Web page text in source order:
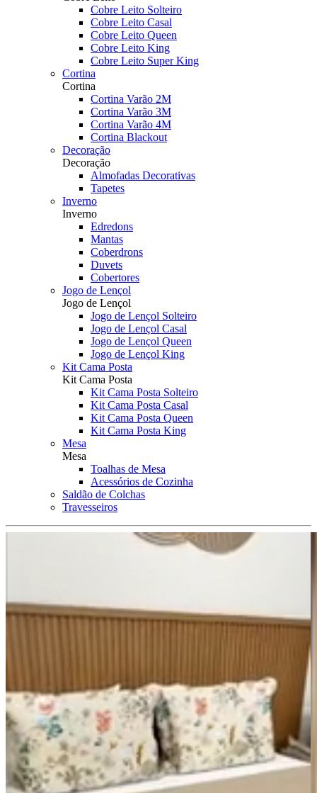
Cobre Leito Solteiro
Cobre Leito Casal
Cobre Leito Queen
Cobre Leito King
Cobre Leito Super King
Cortina
Cortina
Cortina Varão 2M
Cortina Varão 3M
Cortina Varão 4M
Cortina Blackout
Decoração
Decoração
Almofadas Decorativas
Tapetes
Inverno
Inverno
Edredons
Mantas
Coberdrons
Duvets
Cobertores
Jogo de Lençol
Jogo de Lençol
Jogo de Lençol Solteiro
Jogo de Lençol Casal
Jogo de Lençol Queen
Jogo de Lençol King
Kit Cama Posta
Kit Cama Posta
Kit Cama Posta Solteiro
Kit Cama Posta Casal
Kit Cama Posta Queen
Kit Cama Posta King
Mesa
Mesa
Toalhas de Mesa
Acessórios de Cozinha
Saldão de Colchas
Travesseiros